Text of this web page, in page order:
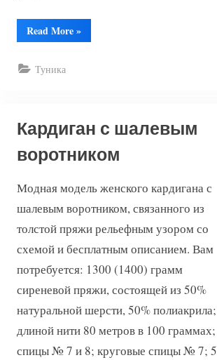
Read More“Туника
спицами
»
Туника
Кардиган с шалевым
воротником
Модная модель женского кардигана с
шалевым воротником, связанного из
толстой пряжи рельефным узором со
схемой и бесплатным описанием. Вам
потребуется: 1300 (1400) грамм
сиреневой пряжи, состоящей из 50%
натуральной шерсти, 50% полиакрила;
длиной нити 80 метров в 100 граммах;
спицы № 7 и 8; круговые спицы № 7; 5